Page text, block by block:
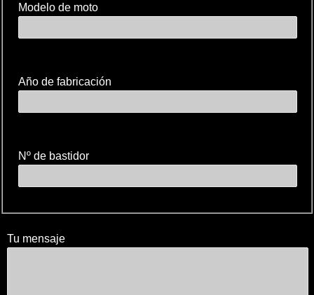
Modelo de moto
Año de fabricación
Nº de bastidor
Tu mensaje